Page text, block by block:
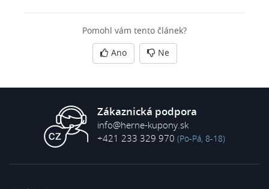
Pomohl vám tento článek?
Ano Ne
Zákaznická podpora
info@herne-kupony.sk
+421 233 329 970 (Po-Pá, 8-18)